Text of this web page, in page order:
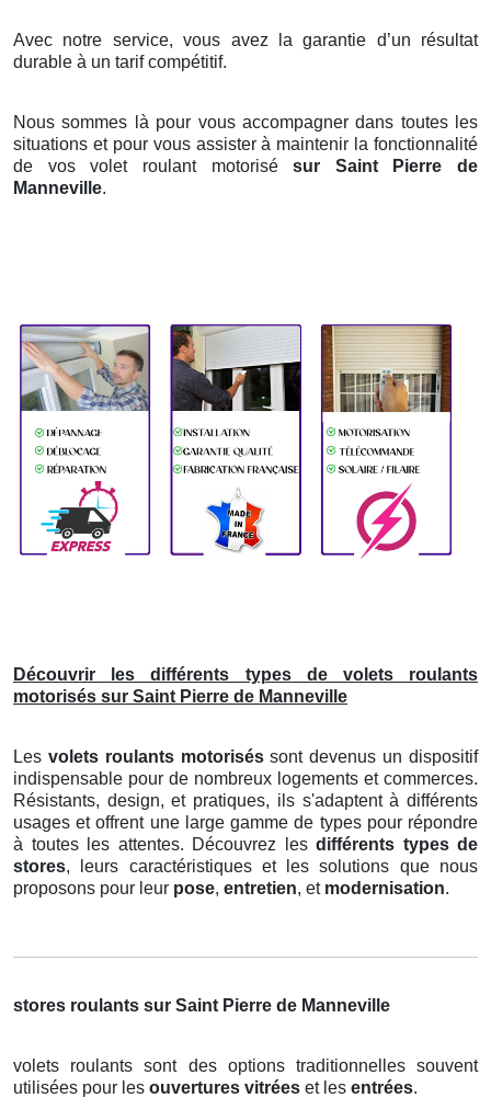
Avec notre service, vous avez la garantie d’un résultat
durable à un tarif compétitif.
Nous sommes là pour vous accompagner dans toutes les
situations et pour vous assister à maintenir la fonctionnalité
de vos volet roulant motorisésur Saint Pierre de
Manneville.
Découvrir les différents types de volets roulants
motorisés sur Saint Pierre de Manneville
Les volets roulants motoriséssont devenus un dispositif
indispensable pour de nombreux logements et commerces.
Résistants, design, et pratiques, ils s'adaptent à différents
usages et offrent une large gamme de types pour répondre
à toutes les attentes. Découvrez les différents types de
stores, leurs caractéristiques et les solutions que nous
proposons pour leur pose, entretien, et modernisation.
stores roulants sur Saint Pierre de Manneville
volets roulants sont des options traditionnelles souvent
utilisées pour les ouvertures vitrées et les entrées.